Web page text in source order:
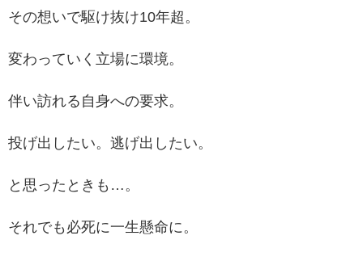
その想いで駆け抜け10年超。
変わっていく立場に環境。
伴い訪れる自身への要求。
投げ出したい。逃げ出したい。
と思ったときも…。
それでも必死に一生懸命に。